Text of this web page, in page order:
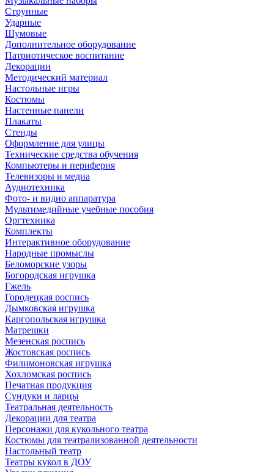
Струнные
Ударные
Шумовые
Дополнительное оборудование
Патриотическое воспитание
Декорации
Методический материал
Настольные игры
Костюмы
Настенные панели
Плакаты
Стенды
Оформление для улицы
Технические средства обучения
Компьютеры и периферия
Телевизоры и медиа
Аудиотехника
Фото- и видио аппаратура
Мультимедийные учебные пособия
Оргтехника
Комплекты
Интерактивное оборудование
Народные промыслы
Беломорские узоры
Богородская игрушка
Гжель
Городецкая роспись
Дымковская игрушка
Каргопольская игрушка
Матрешки
Мезенская роспись
Жостовская роспись
Филимоновская игрушка
Хохломская роспись
Печатная продукция
Сундуки и ларцы
Театральная деятельность
Декорации для театра
Персонажи для кукольного театра
Костюмы для театрализованной деятельности
Настольный театр
Театры кукол в ДОУ